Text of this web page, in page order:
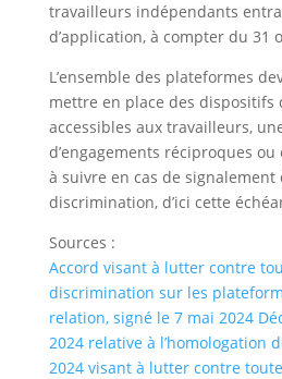
travailleurs indépendants
d’application, à compter du 31
L’ensemble des plateformes
mettre en place des dispositifs
accessibles aux travailleurs,
d’engagements réciproques
à suivre en cas de signalement
discrimination, d’ici cette
Sources :
Accord visant à lutter contre
discrimination sur les
relation, signé le 7 mai 2024
2024 relative à l’homologation
2024 visant à lutter contre